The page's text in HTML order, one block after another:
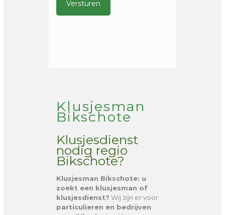
Klusjesman
Bikschote
Klusjesdienst
nodig regio
Bikschote?
Klusjesman Bikschote: u
zoekt een klusjesman of
klusjesdienst? Wij zijn er voor
particulieren en bedrijven